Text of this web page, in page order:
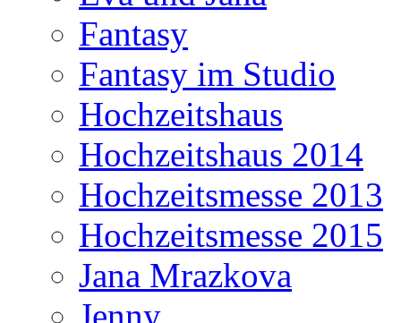
Fantasy
Fantasy im Studio
Hochzeitshaus
Hochzeitshaus 2014
Hochzeitsmesse 2013
Hochzeitsmesse 2015
Jana Mrazkova
Jenny